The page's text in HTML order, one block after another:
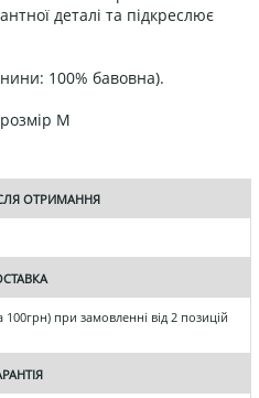
деталі та підкреслює
100% бавовна).
М
ОТРИМАННЯ
при замовленні від 2 позицій